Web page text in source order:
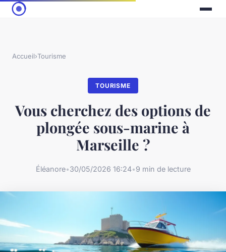
Accueil›Tourisme
TOURISME
Vous cherchez des options de
plongée sous-marine à
Marseille ?
Éléanore•30/05/2026 16:24•9 min de lecture